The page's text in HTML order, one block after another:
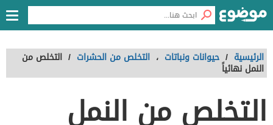
الرئيسية / حيوانات ونباتات ، التخلص من الحشرات / التخلص من
النمل نهائياً
التخلص من النمل